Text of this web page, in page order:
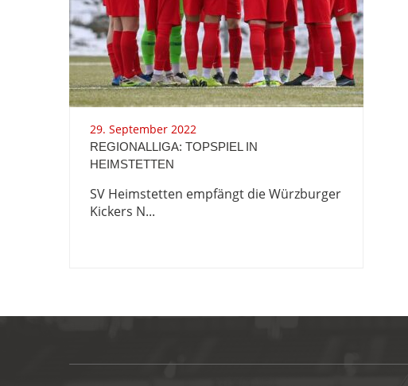
29. September 2022
REGIONALLIGA: TOPSPIEL IN
HEIMSTETTEN
SV Heimstetten empfängt die Würzburger
Kickers N...